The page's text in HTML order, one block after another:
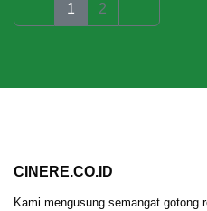
1 2
CINERE.CO.ID
Kami mengusung semangat gotong